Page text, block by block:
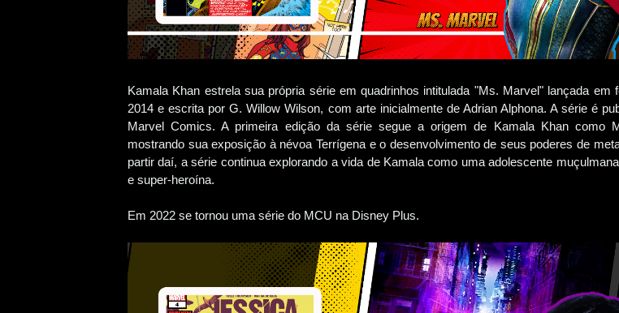
Kamala Khan estrela sua própria série em quadrinhos intitulada "Ms. Marvel" lançada em
2014 e escrita por G. Willow Wilson, com arte inicialmente de Adrian Alphona. A série é
Marvel Comics. A primeira edição da série segue a origem de Kamala Khan como
mostrando sua exposição à névoa Terrígena e o desenvolvimento de seus poderes de
partir daí, a série continua explorando a vida de Kamala como uma adolescente
e super-heroína.
Em 2022 se tornou uma série do MCU na Disney Plus.